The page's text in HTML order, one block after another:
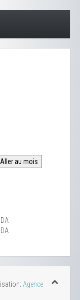
Aller au mois
Agence